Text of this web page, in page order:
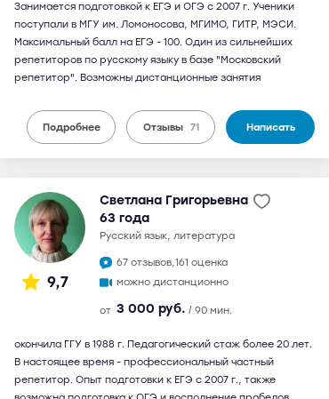
Занимается подготовкой к ЕГЭ и ОГЭ с 2007 г. Ученики
поступали в МГУ им. Ломоносова, МГИМО, ГИТР, МЭСИ.
Максимальный балл на ЕГЭ - 100. Один из сильнейших
репетиторов по русскому языку в базе "Московский
репетитор". Возможны дистанционные занятия
Подробнее Отзывы 71 Написать
9,7
Светлана Григорьевна
63 года
русский язык, литература
67 отзывов,161 оценка
можно дистанционно
от 3 000 руб. / 90 мин.
окончила ГГУ в 1988 г. Педагогический стаж более 20 лет.
В настоящее время - профессиональный частный
репетитор. Опыт подготовки к ЕГЭ с 2007 г., также